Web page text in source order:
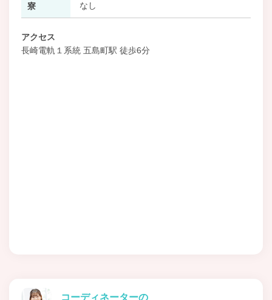
寮 なし
アクセス
長崎電軌１系統 五島町駅 徒歩6分
コーディネーターの